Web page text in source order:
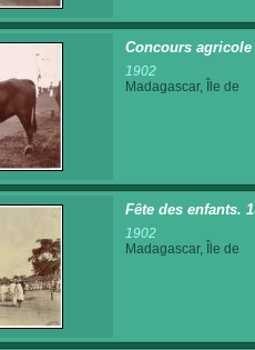
Concours agricole
1902
Madagascar, Île de
Fête des enfants.
1902
Madagascar, Île de